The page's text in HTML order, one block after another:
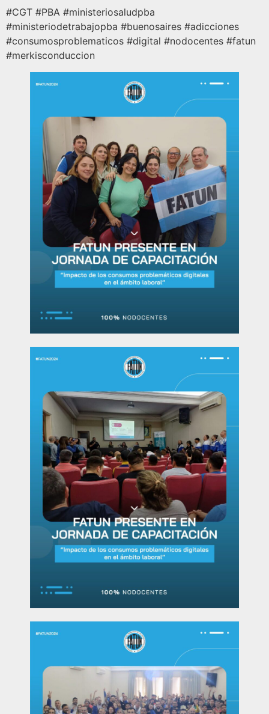
#CGT #PBA #ministeriosaludpba
#ministeriodetrabajopba #buenosaires #adicciones
#consumosproblematicos #digital #nodocentes #fatun
#merkisconduccion